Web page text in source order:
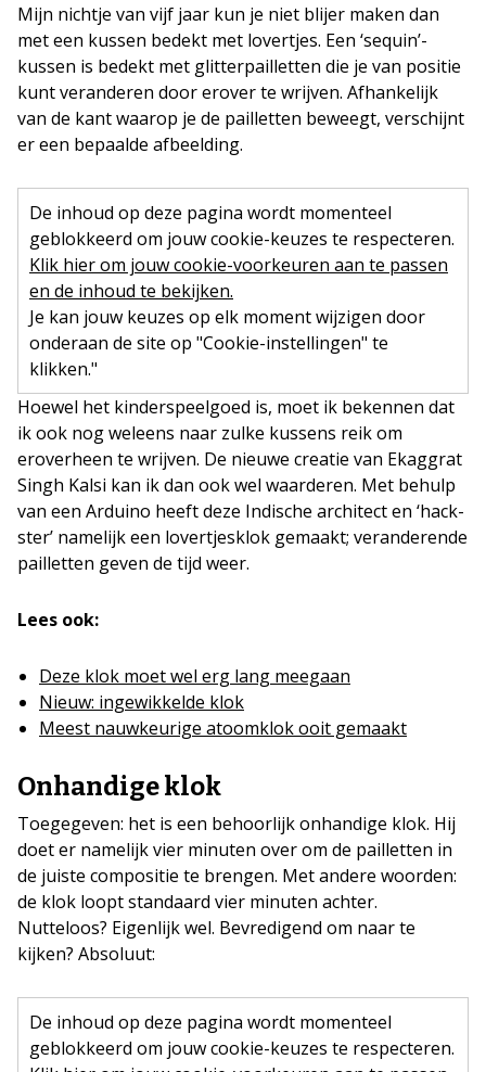
Mijn nichtje van vijf jaar kun je niet blijer maken dan
met een kussen bedekt met lovertjes. Een ‘sequin’-
kussen is bedekt met glitterpailletten die je van positie
kunt veranderen door erover te wrijven. Afhankelijk
van de kant waarop je de pailletten beweegt, verschijnt
er een bepaalde afbeelding.
De inhoud op deze pagina wordt momenteel
geblokkeerd om jouw cookie-keuzes te respecteren.
Klik hier om jouw cookie-voorkeuren aan te passen
en de inhoud te bekijken.
Je kan jouw keuzes op elk moment wijzigen door
onderaan de site op "Cookie-instellingen" te
klikken."
Hoewel het kinderspeelgoed is, moet ik bekennen dat
ik ook nog weleens naar zulke kussens reik om
eroverheen te wrijven. De nieuwe creatie van Ekaggrat
Singh Kalsi kan ik dan ook wel waarderen. Met behulp
van een Arduino heeft deze Indische architect en ‘hack-
ster’ namelijk een lovertjesklok gemaakt; veranderende
pailletten geven de tijd weer.
Lees ook:
Deze klok moet wel erg lang meegaan
Nieuw: ingewikkelde klok
Meest nauwkeurige atoomklok ooit gemaakt
Onhandige klok
Toegegeven: het is een behoorlijk onhandige klok. Hij
doet er namelijk vier minuten over om de pailletten in
de juiste compositie te brengen. Met andere woorden:
de klok loopt standaard vier minuten achter.
Nutteloos? Eigenlijk wel. Bevredigend om naar te
kijken? Absoluut:
De inhoud op deze pagina wordt momenteel
geblokkeerd om jouw cookie-keuzes te respecteren.